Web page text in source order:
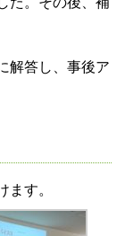
解答し、事後ア
ます。